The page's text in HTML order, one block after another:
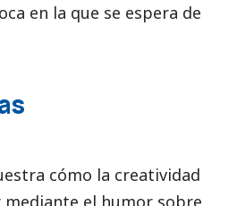
en la que se espera de
cómo la creatividad
el humor sobre